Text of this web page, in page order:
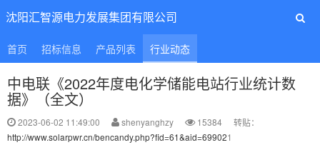
沈阳汇智源电力发展集团有限公司
首页 招标信息 产品列表 行业动态
中电联《2022年度电化学储能电站行业统计数
据》（全文）
2023-06-02 11:49:00 shenyanghzy 15384
转贴：
http://www.solarpwr.cn/bencandy.php?fid=61&aid=699021